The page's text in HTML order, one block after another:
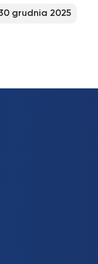
grudnia 2025